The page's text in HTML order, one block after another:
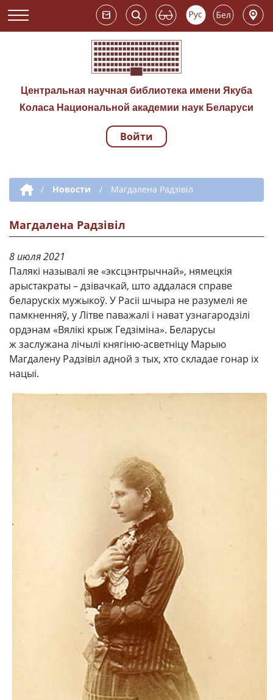
Центральная научная библиотека имени Якуба
Коласа Национальной академии наук Беларуси
Навигация по
Войти
Дополнительная навигация
/ Новости / Магдалена Радзівіл
Магдалена Радзівіл
8 июля 2021
Палякі называлі яе «эксцэнтрычнай», нямецкія
арыстакраты – дзівачкай, што аддалася справе
беларускіх мужыкоў. У Расіі шчыра не разумелі яе
памкненняў, у Літве паважалі і нават узнагародзілі
ордэнам «Вялікі крыж Гедзіміна». Беларусы
ж заслужана лічылі княгіню-асветніцу Марыю
Магдалену Радзівіл адной з тых, хто складае гонар іх
нацыі.